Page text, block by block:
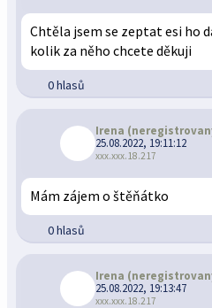
Chtěla jsem se zeptat esi ho
kolik za něho chcete děkuji
0 hlasů
Irena
25.08.2022, 19:11:12
xxx.xxx.18.217
Mám zájem o štěňátko
0 hlasů
Irena
25.08.2022, 19:13:47
xxx.xxx.18.217